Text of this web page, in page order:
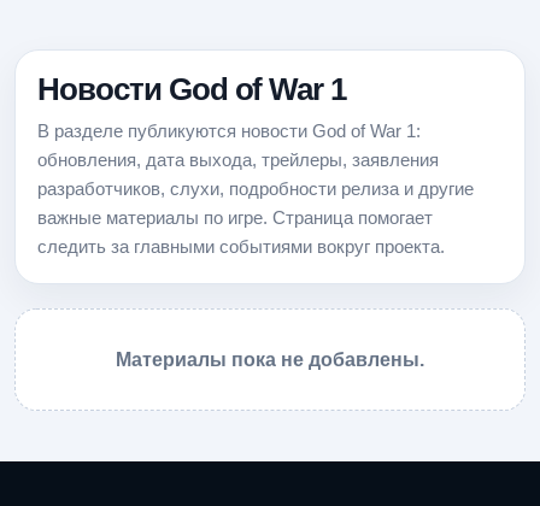
Новости God of War 1
В разделе публикуются новости God of War 1:
обновления, дата выхода, трейлеры, заявления
разработчиков, слухи, подробности релиза и другие
важные материалы по игре. Страница помогает
следить за главными событиями вокруг проекта.
Материалы пока не добавлены.